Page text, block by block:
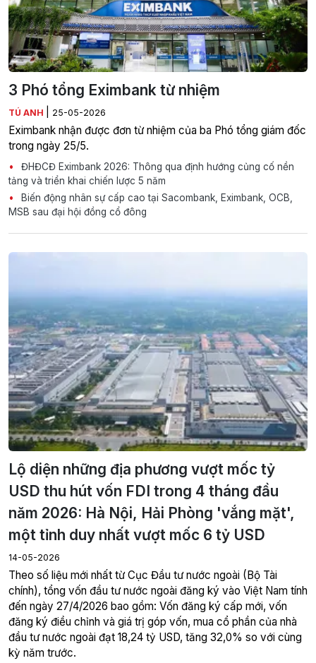
3 Phó tổng Eximbank từ nhiệm
TÚ ANH 25-05-2026
Eximbank nhận được đơn từ nhiệm của ba Phó tổng giám đốc
trong ngày 25/5.
ĐHĐCĐ Eximbank 2026: Thông qua định hướng củng cố nền
tảng và triển khai chiến lược 5 năm
Biến động nhân sự cấp cao tại Sacombank, Eximbank, OCB,
MSB sau đại hội đồng cổ đông
Lộ diện những địa phương vượt mốc tỷ
USD thu hút vốn FDI trong 4 tháng đầu
năm 2026: Hà Nội, Hải Phòng 'vắng mặt',
một tỉnh duy nhất vượt mốc 6 tỷ USD
14-05-2026
Theo số liệu mới nhất từ Cục Đầu tư nước ngoài (Bộ Tài
chính), tổng vốn đầu tư nước ngoài đăng ký vào Việt Nam tính
đến ngày 27/4/2026 bao gồm: Vốn đăng ký cấp mới, vốn
đăng ký điều chỉnh và giá trị góp vốn, mua cổ phần của nhà
đầu tư nước ngoài đạt 18,24 tỷ USD, tăng 32,0% so với cùng
kỳ năm trước.